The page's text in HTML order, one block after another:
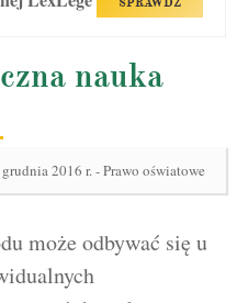
SPRAWDŹ
nauka
2016 r. - Prawo oświatowe
może odbywać się u